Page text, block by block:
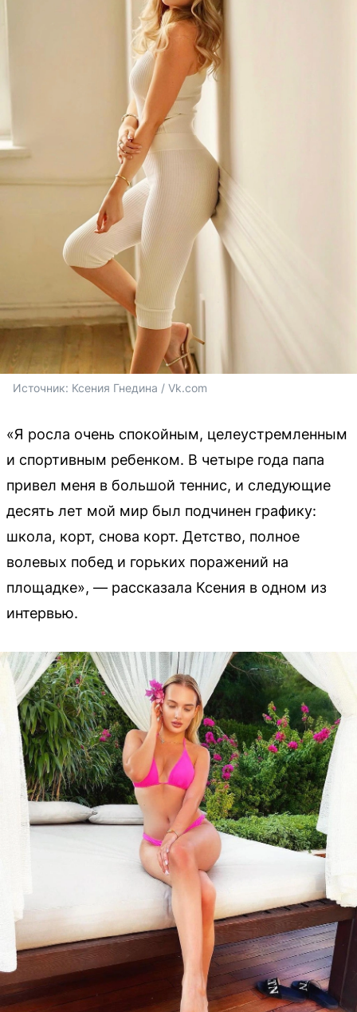
Источник: Ксения Гнедина / Vk.com
«Я росла очень спокойным, целеустремленным
и спортивным ребенком. В четыре года папа
привел меня в большой теннис, и следующие
десять лет мой мир был подчинен графику:
школа, корт, снова корт. Детство, полное
волевых побед и горьких поражений на
площадке», — рассказала Ксения в одном из
интервью.